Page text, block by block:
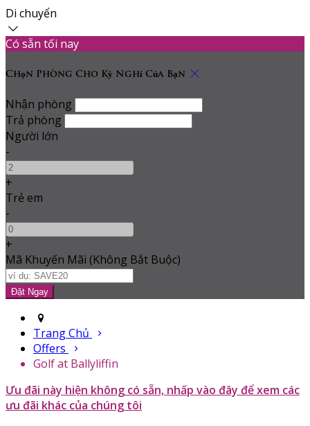
Di chuyển
Có sẵn tối nay
Chọn Phòng Cho Kỳ Nghỉ Của Bạn
Nhận phòng
Trả phòng
Người lớn
-
+
Trẻ em
-
+
Mã Khuyến Mãi (Không Bắt Buộc)
Trang Chủ
Offers
Golf at Ballyliffin
Ưu đãi này hiện không có sẵn, nhấp vào đây để xem các
ưu đãi khác của chúng tôi